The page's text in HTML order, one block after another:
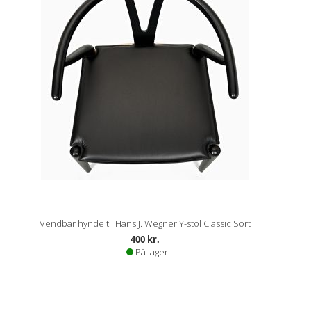
Vendbar hynde til Hans J. Wegner Y-stol Classic Sort
400 kr.
På lager